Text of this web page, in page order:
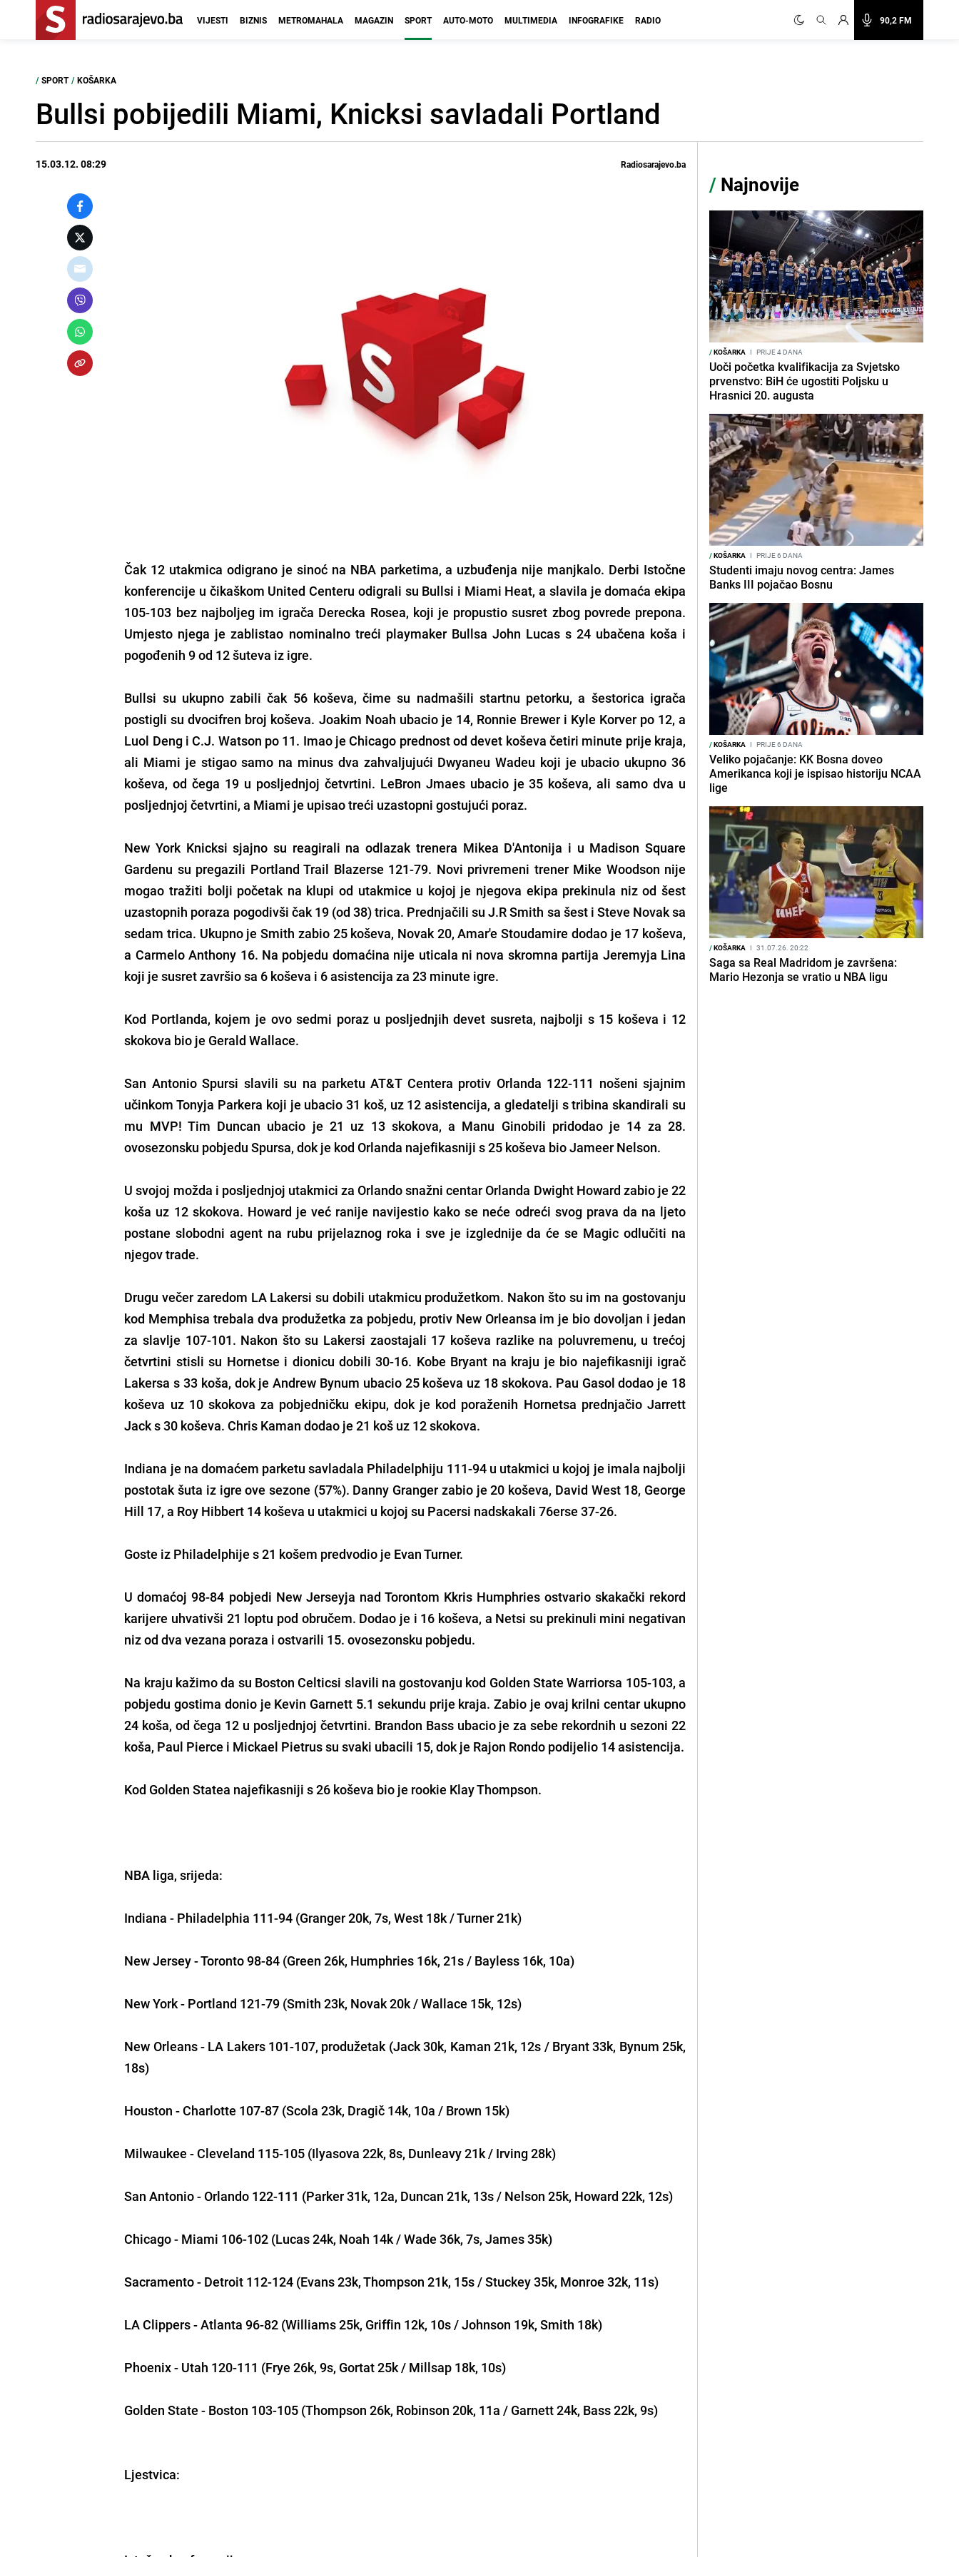
90,2 FM
VIJESTI BIZNIS METROMAHALA MAGAZIN SPORT AUTO-MOTO MULTIMEDIA INFOGRAFIKE RADIO
/ SPORT / KOŠARKA
Bullsi pobijedili Miami, Knicksi savladali Portland
15.03.12. 08:29 Radiosarajevo.ba
Čak 12 utakmica odigrano je sinoć na NBA parketima, a uzbuđenja nije manjkalo. Derbi Istočne
konferencije u čikaškom United Centeru odigrali su Bullsi i Miami Heat, a slavila je domaća ekipa
105-103 bez najboljeg im igrača Derecka Rosea, koji je propustio susret zbog povrede prepona.
Umjesto njega je zablistao nominalno treći playmaker Bullsa John Lucas s 24 ubačena koša i
pogođenih 9 od 12 šuteva iz igre.
Bullsi su ukupno zabili čak 56 koševa, čime su nadmašili startnu petorku, a šestorica igrača
postigli su dvocifren broj koševa. Joakim Noah ubacio je 14, Ronnie Brewer i Kyle Korver po 12, a
Luol Deng i C.J. Watson po 11. Imao je Chicago prednost od devet koševa četiri minute prije kraja,
ali Miami je stigao samo na minus dva zahvaljujući Dwyaneu Wadeu koji je ubacio ukupno 36
koševa, od čega 19 u posljednjoj četvrtini. LeBron Jmaes ubacio je 35 koševa, ali samo dva u
posljednjoj četvrtini, a Miami je upisao treći uzastopni gostujući poraz.
New York Knicksi sjajno su reagirali na odlazak trenera Mikea D'Antonija i u Madison Square
Gardenu su pregazili Portland Trail Blazerse 121-79. Novi privremeni trener Mike Woodson nije
mogao tražiti bolji početak na klupi od utakmice u kojoj je njegova ekipa prekinula niz od šest
uzastopnih poraza pogodivši čak 19 (od 38) trica. Prednjačili su J.R Smith sa šest i Steve Novak sa
sedam trica. Ukupno je Smith zabio 25 koševa, Novak 20, Amar'e Stoudamire dodao je 17 koševa,
a Carmelo Anthony 16. Na pobjedu domaćina nije uticala ni nova skromna partija Jeremyja Lina
koji je susret završio sa 6 koševa i 6 asistencija za 23 minute igre.
Kod Portlanda, kojem je ovo sedmi poraz u posljednjih devet susreta, najbolji s 15 koševa i 12
skokova bio je Gerald Wallace.
San Antonio Spursi slavili su na parketu AT&T Centera protiv Orlanda 122-111 nošeni sjajnim
učinkom Tonyja Parkera koji je ubacio 31 koš, uz 12 asistencija, a gledatelji s tribina skandirali su
mu MVP! Tim Duncan ubacio je 21 uz 13 skokova, a Manu Ginobili pridodao je 14 za 28.
ovosezonsku pobjedu Spursa, dok je kod Orlanda najefikasniji s 25 koševa bio Jameer Nelson.
U svojoj možda i posljednjoj utakmici za Orlando snažni centar Orlanda Dwight Howard zabio je 22
koša uz 12 skokova. Howard je već ranije navijestio kako se neće odreći svog prava da na ljeto
postane slobodni agent na rubu prijelaznog roka i sve je izglednije da će se Magic odlučiti na
njegov trade.
Drugu večer zaredom LA Lakersi su dobili utakmicu produžetkom. Nakon što su im na gostovanju
kod Memphisa trebala dva produžetka za pobjedu, protiv New Orleansa im je bio dovoljan i jedan
za slavlje 107-101. Nakon što su Lakersi zaostajali 17 koševa razlike na poluvremenu, u trećoj
četvrtini stisli su Hornetse i dionicu dobili 30-16. Kobe Bryant na kraju je bio najefikasniji igrač
Lakersa s 33 koša, dok je Andrew Bynum ubacio 25 koševa uz 18 skokova. Pau Gasol dodao je 18
koševa uz 10 skokova za pobjedničku ekipu, dok je kod poraženih Hornetsa prednjačio Jarrett
Jack s 30 koševa. Chris Kaman dodao je 21 koš uz 12 skokova.
Indiana je na domaćem parketu savladala Philadelphiju 111-94 u utakmici u kojoj je imala najbolji
postotak šuta iz igre ove sezone (57%). Danny Granger zabio je 20 koševa, David West 18, George
Hill 17, a Roy Hibbert 14 koševa u utakmici u kojoj su Pacersi nadskakali 76erse 37-26.
Goste iz Philadelphije s 21 košem predvodio je Evan Turner.
U domaćoj 98-84 pobjedi New Jerseyja nad Torontom Kkris Humphries ostvario skakački rekord
karijere uhvativši 21 loptu pod obručem. Dodao je i 16 koševa, a Netsi su prekinuli mini negativan
niz od dva vezana poraza i ostvarili 15. ovosezonsku pobjedu.
Na kraju kažimo da su Boston Celticsi slavili na gostovanju kod Golden State Warriorsa 105-103, a
pobjedu gostima donio je Kevin Garnett 5.1 sekundu prije kraja. Zabio je ovaj krilni centar ukupno
24 koša, od čega 12 u posljednjoj četvrtini. Brandon Bass ubacio je za sebe rekordnih u sezoni 22
koša, Paul Pierce i Mickael Pietrus su svaki ubacili 15, dok je Rajon Rondo podijelio 14 asistencija.
Kod Golden Statea najefikasniji s 26 koševa bio je rookie Klay Thompson.
NBA liga, srijeda:
Indiana - Philadelphia 111-94 (Granger 20k, 7s, West 18k / Turner 21k)
New Jersey - Toronto 98-84 (Green 26k, Humphries 16k, 21s / Bayless 16k, 10a)
New York - Portland 121-79 (Smith 23k, Novak 20k / Wallace 15k, 12s)
New Orleans - LA Lakers 101-107, produžetak (Jack 30k, Kaman 21k, 12s / Bryant 33k, Bynum 25k,
18s)
Houston - Charlotte 107-87 (Scola 23k, Dragič 14k, 10a / Brown 15k)
Milwaukee - Cleveland 115-105 (Ilyasova 22k, 8s, Dunleavy 21k / Irving 28k)
San Antonio - Orlando 122-111 (Parker 31k, 12a, Duncan 21k, 13s / Nelson 25k, Howard 22k, 12s)
Chicago - Miami 106-102 (Lucas 24k, Noah 14k / Wade 36k, 7s, James 35k)
Sacramento - Detroit 112-124 (Evans 23k, Thompson 21k, 15s / Stuckey 35k, Monroe 32k, 11s)
LA Clippers - Atlanta 96-82 (Williams 25k, Griffin 12k, 10s / Johnson 19k, Smith 18k)
Phoenix - Utah 120-111 (Frye 26k, 9s, Gortat 25k / Millsap 18k, 10s)
Golden State - Boston 103-105 (Thompson 26k, Robinson 20k, 11a / Garnett 24k, Bass 22k, 9s)
Ljestvica:
/ Najnovije
/KOŠARKA I PRIJE 4 DANA
Uoči početka kvalifikacija za Svjetsko
prvenstvo: BiH će ugostiti Poljsku u
Hrasnici 20. augusta
/KOŠARKA I PRIJE 6 DANA
Studenti imaju novog centra: James
Banks III pojačao Bosnu
/KOŠARKA I PRIJE 6 DANA
Veliko pojačanje: KK Bosna doveo
Amerikanca koji je ispisao historiju NCAA
lige
/KOŠARKA I 31.07.26. 20:22
Saga sa Real Madridom je završena:
Mario Hezonja se vratio u NBA ligu